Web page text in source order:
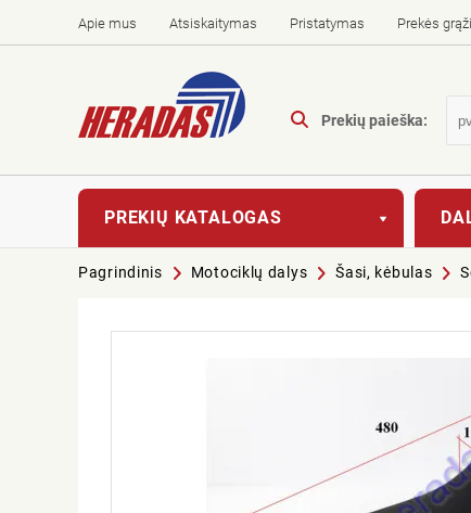
Apie mus Atsiskaitymas Pristatymas Prekės
Prekių paieška:
PREKIŲ KATALOGAS
Pagrindinis Motociklų dalys Šasi, kėbulas